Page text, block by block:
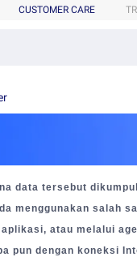
CUSTOMER CARE
data tersebut
menggunakan salah
atau melalui
pun dengan koneksi